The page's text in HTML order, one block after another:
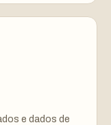
e dados de